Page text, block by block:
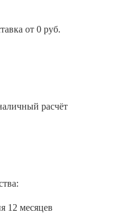
от 0 руб.
расчёт
12 месяцев